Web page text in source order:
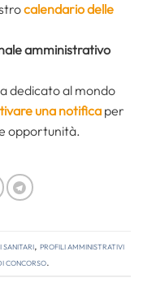
calendario delle
amministrativo
dedicato al mondo
una notificaper
opportunità.
Sanitari, Profili amministrativi
concorso.